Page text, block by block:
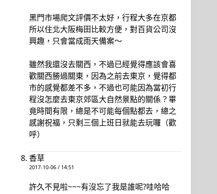
黑門市場爬文評價不太好，行程大多在京都
所以住北大阪梅田比較方便，對百貨公司沒
興趣，只會當成雨天備案～
雖然我還沒去關西，不過已經覺得應該會喜
歡關西勝過關東，因為之前去東京，覺得都
市的感覺都差不多，不過也可能因為當初行
程沒怎麼去東京郊區大自然景點的關係？畢
竟時間有限，總是不可能每個點都去，總之
感謝祝福，只剩三個上班日就能去玩囉（歡
呼）
香草
2017-10-06 / 14:51
許久不見啦~~~有沒忘了我是誰呢?哇哈哈